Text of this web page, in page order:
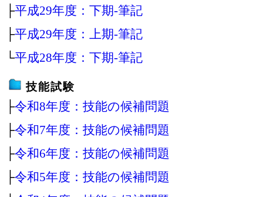
├平成29年度：下期‐筆記
├平成29年度：上期‐筆記
└平成28年度：下期‐筆記
技能試験
├令和8年度：技能の候補問題
├令和7年度：技能の候補問題
├令和6年度：技能の候補問題
├令和5年度：技能の候補問題